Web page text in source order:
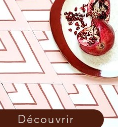
Découvrir